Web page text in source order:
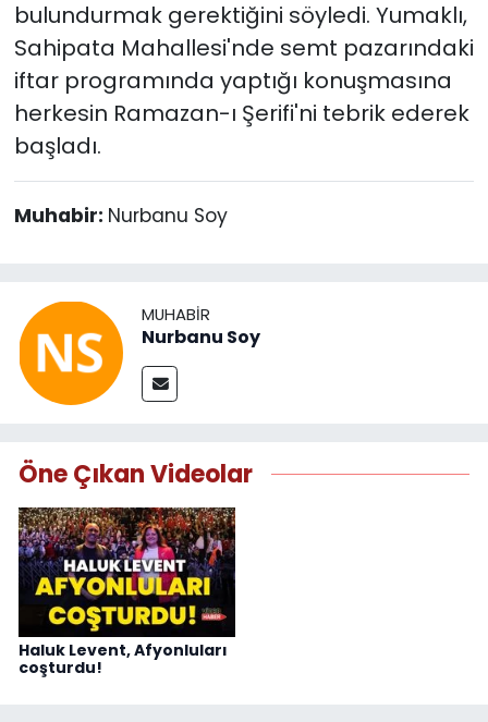
bulundurmak gerektiğini söyledi. Yumaklı,
Sahipata Mahallesi'nde semt pazarındaki
iftar programında yaptığı konuşmasına
herkesin Ramazan-ı Şerifi'ni tebrik ederek
başladı.
Muhabir: Nurbanu Soy
MUHABIR
Nurbanu Soy
Öne Çıkan Videolar
Haluk Levent, Afyonluları
coşturdu!